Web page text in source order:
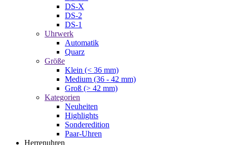
DS-X
DS-2
DS-1
Uhrwerk
Automatik
Quarz
Größe
Klein (< 36 mm)
Medium (36 - 42 mm)
Groß (> 42 mm)
Kategorien
Neuheiten
Highlights
Sonderedition
Paar-Uhren
Herrenuhren